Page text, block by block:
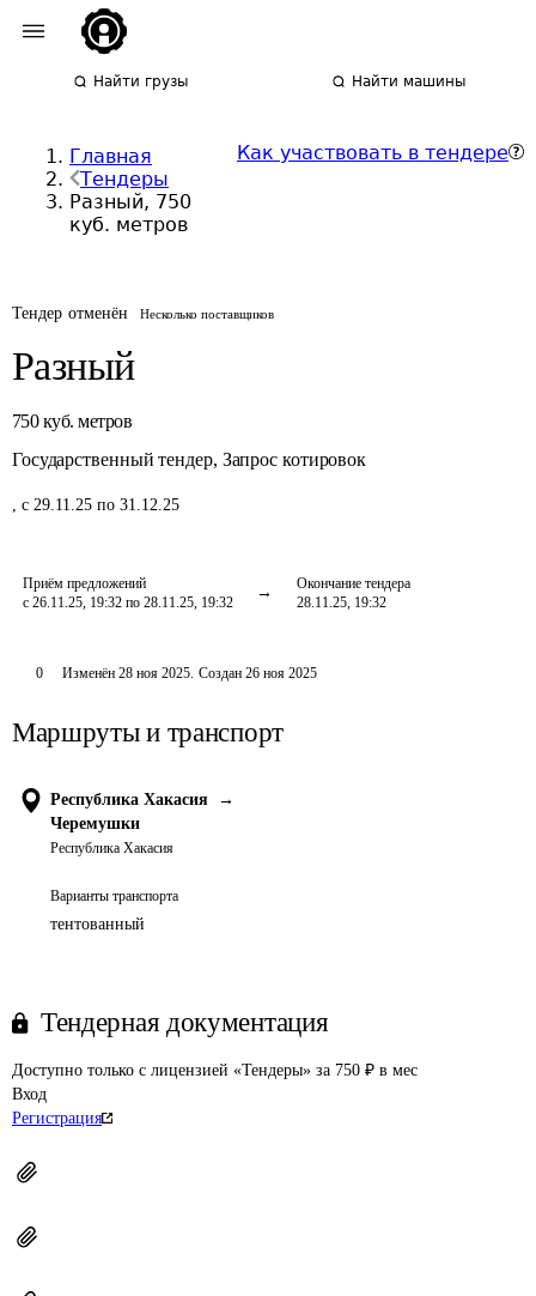
Найти грузы Найти машины
Главная
Тендеры
Разный, 750
куб. метров
Как участвовать в тендере
Тендер отменён Несколько поставщиков
Разный
750 куб. метров
Государственный тендер, Запрос котировок
, с 29.11.25 по 31.12.25
Приём предложений
с 26.11.25, 19:32 по 28.11.25, 19:32
Окончание тендера
28.11.25, 19:32
0 Изменён 28 ноя 2025. Создан 26 ноя 2025
Маршруты и транспорт
Республика Хакасия
→
Черемушки
Республика Хакасия
Варианты транспорта
тентованный
Тендерная документация
Доступно только с лицензией «Тендеры» за 750 ₽ в мес
Вход
Регистрация